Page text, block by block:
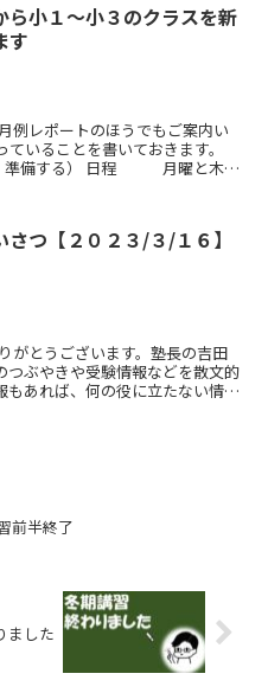
ら小１～小３のクラスを新
す
いることを書いておきます。
月曜と木曜
さつ【２０２３/３/１６】
つぶやきや受験情報などを散文的
もあれば、何の役に立たない情報
前半終了
ました